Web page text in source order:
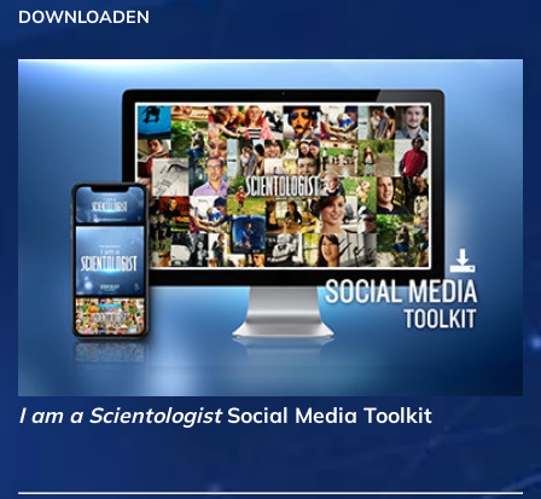
DOWNLOADEN
I am a ScientologistSocial Media Toolkit